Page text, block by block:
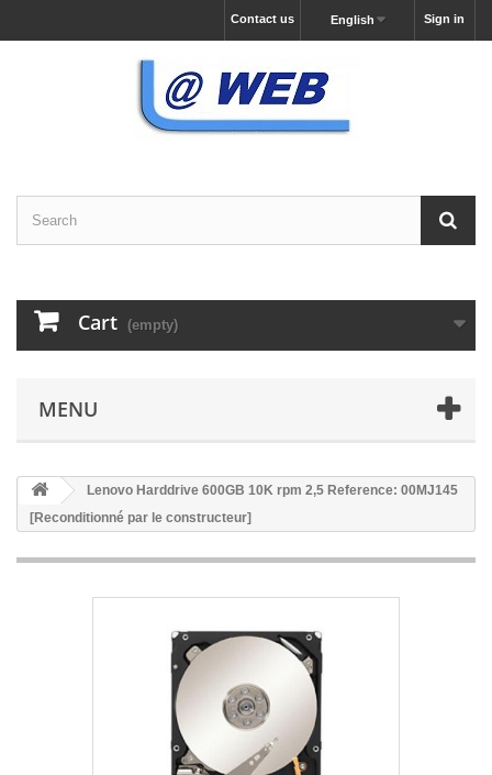
Sign in
English
Contact us
Cart (empty)
MENU
Lenovo Harddrive 600GB 10K rpm 2,5 Reference: 00MJ145
[Reconditionné par le constructeur]